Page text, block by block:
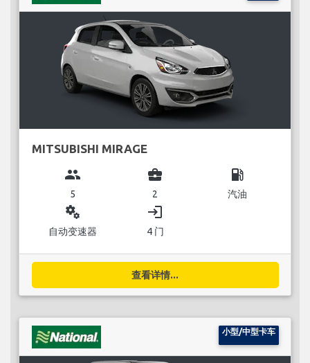
MITSUBISHI MIRAGE
group
5
business_center
2
local_gas_station
汽油
miscellaneous_services
自动变速器
login
4 门
查看详情...
小型/中型卡车